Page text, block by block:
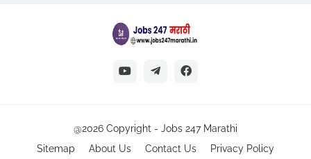
@2026 Copyright - Jobs 247 Marathi
Sitemap
About Us Contact Us Privacy Policy